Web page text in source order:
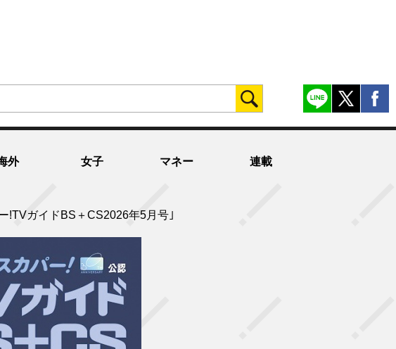
外 女子 マネー 連載
!TVガイドBS＋CS2026年5月号｣